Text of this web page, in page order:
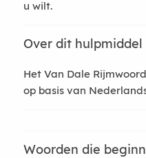
u wilt.
Over dit hulpmiddel
Het Van Dale
op basis van
Woorden die